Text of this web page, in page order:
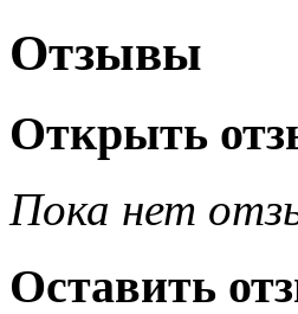
Отзывы
Открыть
Пока нет
Оставить